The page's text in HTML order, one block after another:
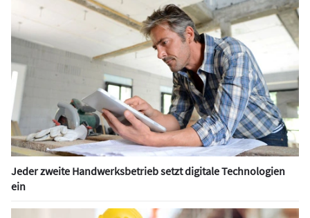
Jeder zweite Handwerksbetrieb setzt digitale Technologien
ein